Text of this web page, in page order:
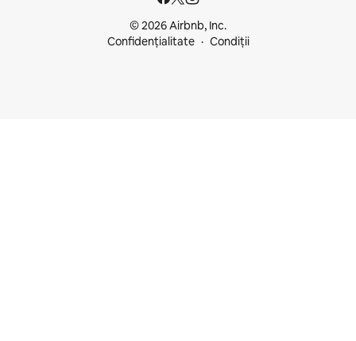
© 2026 Airbnb, Inc.
Confidențialitate
Condiții